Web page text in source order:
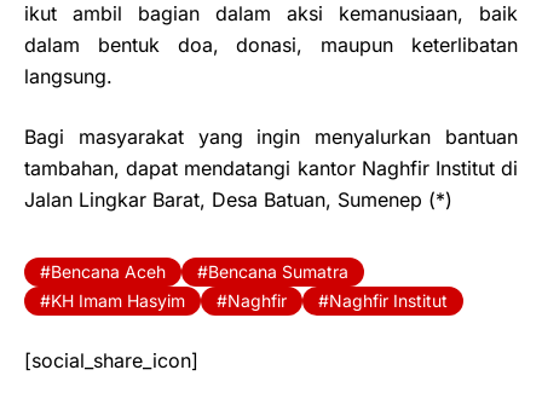
ikut ambil bagian dalam aksi kemanusiaan, baik
dalam bentuk doa, donasi, maupun keterlibatan
langsung.
Bagi masyarakat yang ingin menyalurkan bantuan
tambahan, dapat mendatangi kantor Naghfir Institut di
Jalan Lingkar Barat, Desa Batuan, Sumenep (*)
Bencana Aceh
Bencana Sumatra
KH Imam Hasyim
Naghfir Naghfir Institut
[social_share_icon]